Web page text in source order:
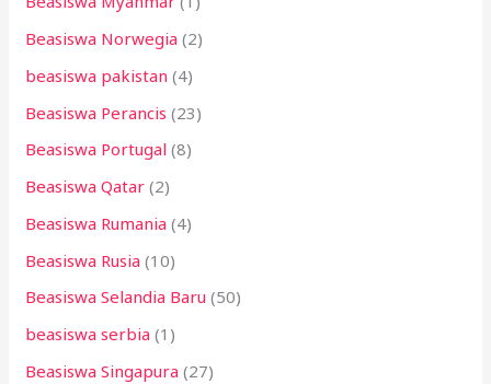
Beasiswa Norwegia (2)
beasiswa pakistan (4)
Beasiswa Perancis (23)
Beasiswa Portugal (8)
Beasiswa Qatar (2)
Beasiswa Rumania (4)
Beasiswa Rusia (10)
Beasiswa Selandia Baru (50)
beasiswa serbia (1)
Beasiswa Singapura (27)